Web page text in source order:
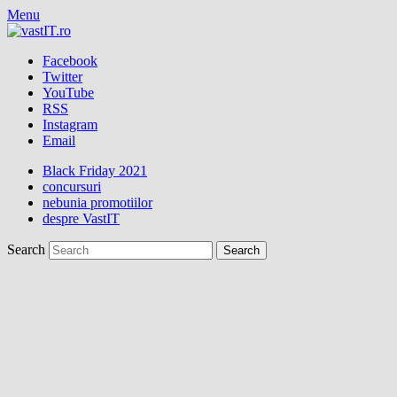
Menu
Facebook
Twitter
YouTube
RSS
Instagram
Email
Black Friday 2021
concursuri
nebunia promotiilor
despre VastIT
Search